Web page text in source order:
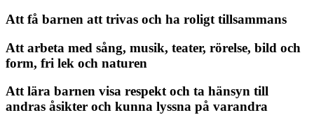
Att få barnen att trivas och ha roligt tillsammans
Att arbeta med sång, musik, teater, rörelse, bild och
form, fri lek och naturen
Att lära barnen visa respekt och ta hänsyn till
andras åsikter och kunna lyssna på varandra